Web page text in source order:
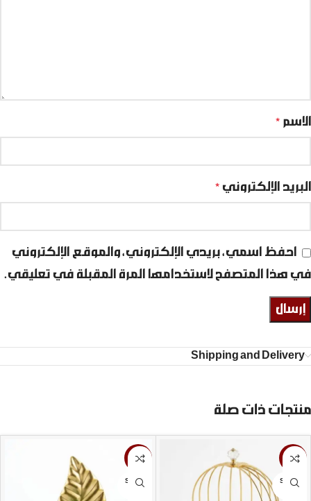
الاسم *
البريد الإلكتروني *
احفظ اسمي، بريدي الإلكتروني، والموقع الإلكتروني
في هذا المتصفح لاستخدامها المرة المقبلة في تعليقي.
Shipping and Delivery
منتجات ذات صلة
-25%
SOLD
-16%
SOLD